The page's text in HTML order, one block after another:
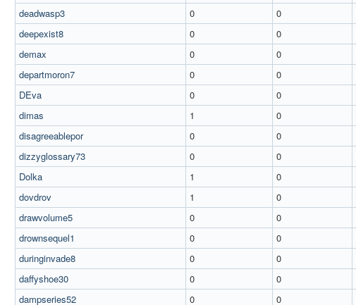
deadwasp3
0 0
deepexist8
0 0
demax
0 0
departmoron7
0 0
DEva
0 0
dimas
1 0
disagreeablepor
0 0
dizzyglossary73
0 0
Dolka
1 0
dovdrov
1 0
drawvolume5
0 0
drownsequel1
0 0
duringinvade8
0 0
daffyshoe30
0 0
dampseries52
0 0